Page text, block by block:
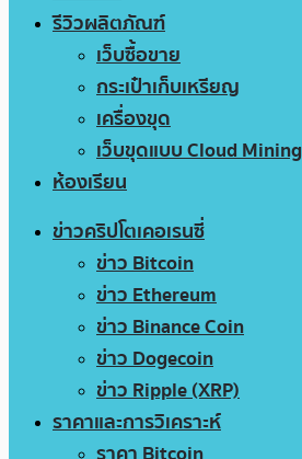
รีวิวผลิตภัณฑ์
เว็บซื้อขาย
กระเป๋าเก็บเหรียญ
เครื่องขุด
เว็บขุดแบบ Cloud Mining
ห้องเรียน
ข่าวคริปโตเคอเรนซี่
ข่าว Bitcoin
ข่าว Ethereum
ข่าว Binance Coin
ข่าว Dogecoin
ข่าว Ripple (XRP)
ราคาและการวิเคราะห์